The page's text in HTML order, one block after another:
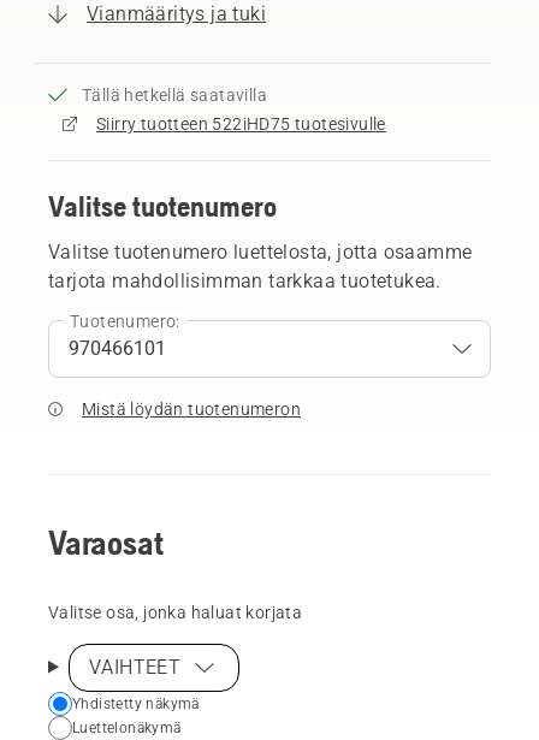
Vianmääritys ja tuki
Tällä hetkellä saatavilla
Siirry tuotteen 522iHD75 tuotesivulle
Valitse tuotenumero
Valitse tuotenumero luettelosta, jotta osaamme
tarjota mahdollisimman tarkkaa tuotetukea.
Tuotenumero:
Mistä löydän tuotenumeron
Varaosat
Valitse osa, jonka haluat korjata
VAIHTEET
Choose
your
Yhdistetty näkymä
Luettelonäkymä